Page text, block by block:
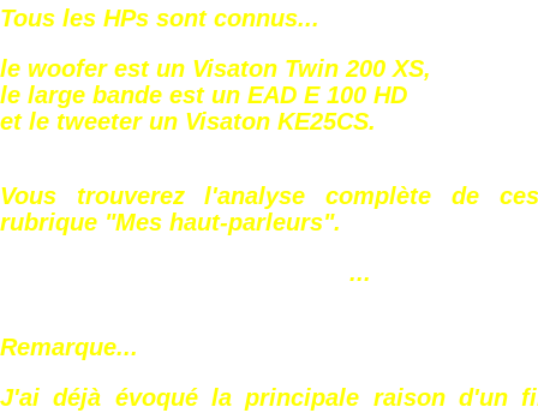
Tous les HPs sont connus...
le woofer est un Visaton Twin 200 XS,
le large bande est un EAD E 100 HD
et le tweeter un Visaton KE25CS.
Vous trouverez l'analyse complète de
rubrique "Mes haut-parleurs".
...
Remarque...
J'ai déjà évoqué la principale raison d'un